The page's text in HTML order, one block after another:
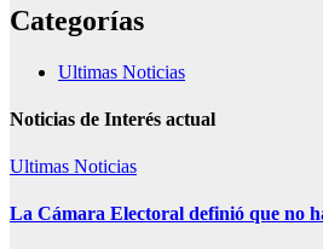
Categorías
Ultimas Noticias
Noticias de Interés actual
Ultimas Noticias
La Cámara Electoral definió que no